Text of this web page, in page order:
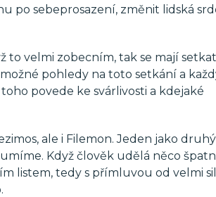
po sebeprosazení, změnit lidská
to velmi zobecním, tak se mají
pohledy na toto setkání a
povede ke svárlivosti a kdejaké
ale i Filemon. Jeden jako
Když člověk udělá něco
listem, tedy s přímluvou od velmi